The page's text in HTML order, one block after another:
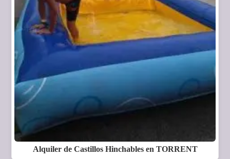
Alquiler de Castillos Hinchables en TORRENT